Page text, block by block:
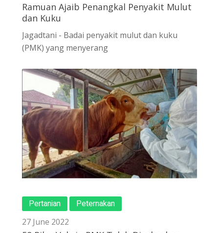
Ramuan Ajaib Penangkal Penyakit Mulut
dan Kuku
Jagadtani - Badai penyakit mulut dan kuku
(PMK) yang menyerang
Pertanian Peternakan
27 June 2022